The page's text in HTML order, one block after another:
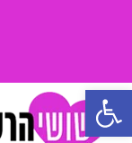
פתח סרגל נגישות